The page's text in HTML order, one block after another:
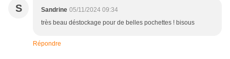
S Sandrine 05/11/2024 09:34
très beau déstockage pour de belles pochettes ! bisous
Répondre